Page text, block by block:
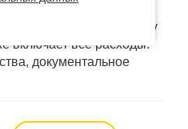
у фабрик
доставить в любую точку
включает все расходы:
документальное